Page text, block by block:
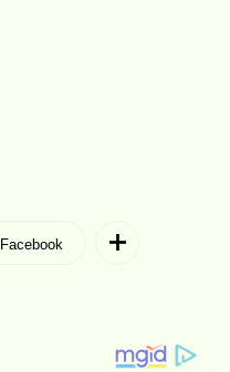
Facebook